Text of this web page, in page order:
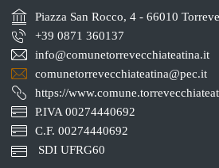
Piazza San Rocco, 4 - 66010
+39 0871 360137
info@comunetorrevecchiateatina.it
comunetorrevecchiateatina@pec.it
https://
P.IVA 00274440692
C.F. 00274440692
SDI UFRG60